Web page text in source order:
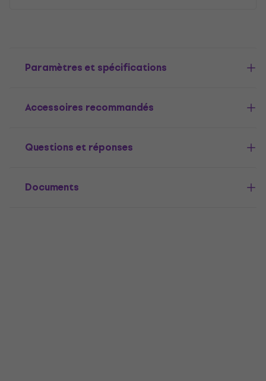
Paramètres et spécifications
Accessoires recommandés
Questions et réponses
Documents